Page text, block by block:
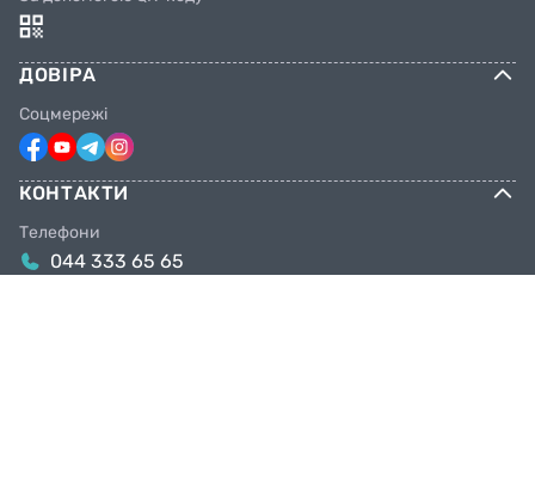
ДОВІРА
Соцмережі
КОНТАКТИ
Телефони
044 333 65 65